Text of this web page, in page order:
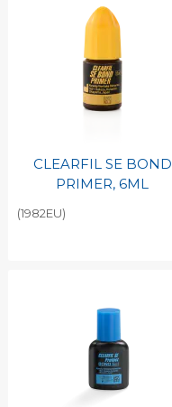
CLEARFIL SE BOND
PRIMER, 6ML
(1982EU)